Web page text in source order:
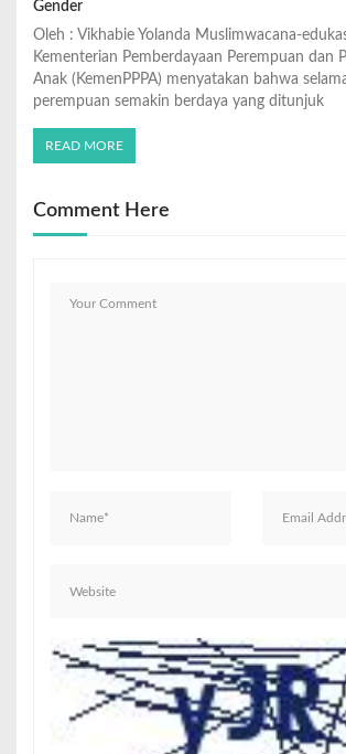
Gender
Oleh : Vikhabie Yolanda Muslimwacana-
Kementerian Pemberdayaan Perempuan dan
Anak (KemenPPPA) menyatakan bahwa
perempuan semakin berdaya yang ditunjuk
READ MORE
Comment Here